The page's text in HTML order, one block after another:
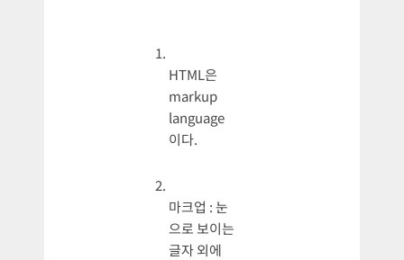
HTML은
markup
language
이다.
마크업 : 눈
으로 보이는
글자 외에